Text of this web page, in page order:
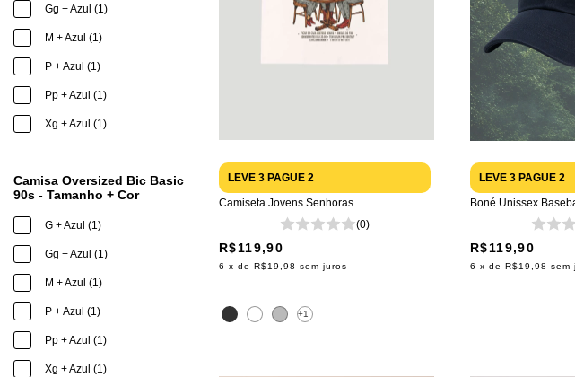
Gg + Azul (1)
M + Azul (1)
P + Azul (1)
Pp + Azul (1)
Xg + Azul (1)
Camisa Oversized Bic Basic
90s - Tamanho + Cor
G + Azul (1)
Gg + Azul (1)
M + Azul (1)
P + Azul (1)
Pp + Azul (1)
Xg + Azul (1)
LEVE 3 PAGUE 2
+1
Camiseta Jovens Senhoras
(0)
R$119,90
6 x de R$19,98 sem juros
LEVE 3 PAGUE 2
Boné Unissex
R$119,90
6 x de R$19,98 sem